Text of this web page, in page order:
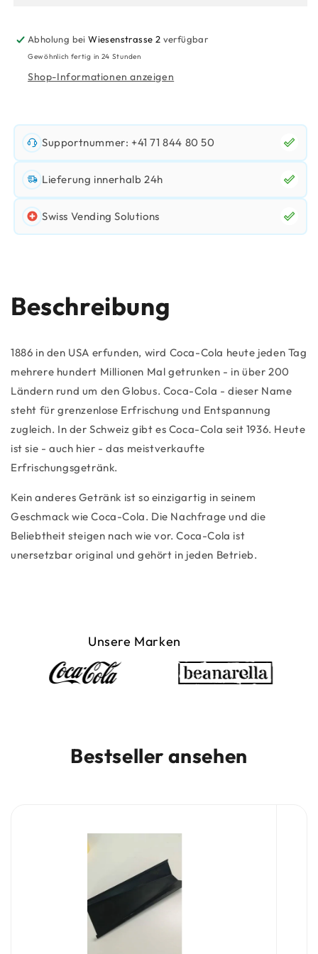
Abholung beiWiesenstrasse 2 verfügbar
Gewöhnlich fertig in 24 Stunden
Shop-Informationen anzeigen
Supportnummer: +41 71 844 80 50
Lieferung innerhalb 24h
Swiss Vending Solutions
Beschreibung
1886 in den USA erfunden, wird Coca-Cola heute jeden Tag
mehrere hundert Millionen Mal getrunken - in über 200
Ländern rund um den Globus. Coca-Cola - dieser Name
steht für grenzenlose Erfrischung und Entspannung
zugleich. In der Schweiz gibt es Coca-Cola seit 1936. Heute
ist sie - auch hier - das meistverkaufte
Erfrischungsgetränk.
Kein anderes Getränk ist so einzigartig in seinem
Geschmack wie Coca-Cola. Die Nachfrage und die
Beliebtheit steigen nach wie vor. Coca-Cola ist
unersetzbar original und gehört in jeden Betrieb.
Unsere Marken
Bestseller ansehen